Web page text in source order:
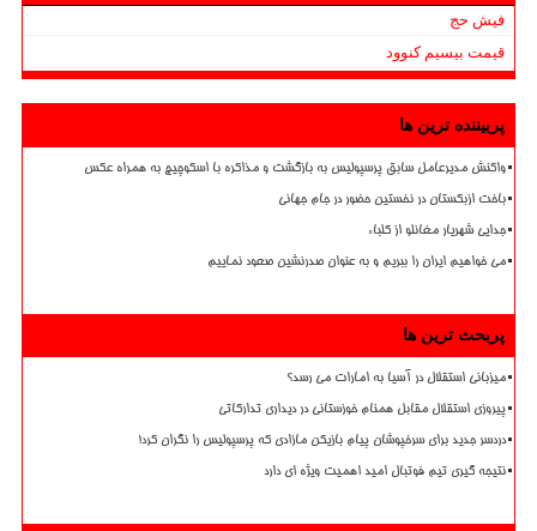
فیش حج
قیمت بیسیم کنوود
پربیننده ترین ها
واکنش مدیرعامل سابق پرسپولیس به بازگشت و مذاکره با اسکوچیچ به همراه عکس
باخت ازبکستان در نخستین حضور در جام جهانی
جدایی شهریار مغانلو از کلباء
می خواهیم ایران را ببریم و به عنوان صدرنشین صعود نماییم
پربحث ترین ها
میزبانی استقلال در آسیا به امارات می رسد؟
پیروزی استقلال مقابل همنام خوزستانی در دیداری تدارکاتی
دردسر جدید برای سرخپوشان پیام بازیکن مازادی که پرسپولیس را نگران کرد!
نتیجه گیری تیم فوتبال امید اهمیت ویژه ای دارد